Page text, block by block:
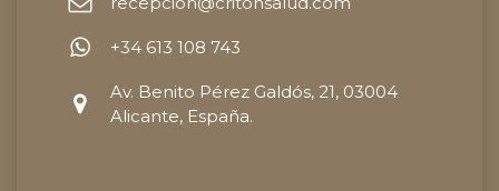
+34 613 108 743
Av. Benito Pérez Galdós, 21, 03004
Alicante, España.